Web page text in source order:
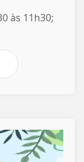
às 11h30;